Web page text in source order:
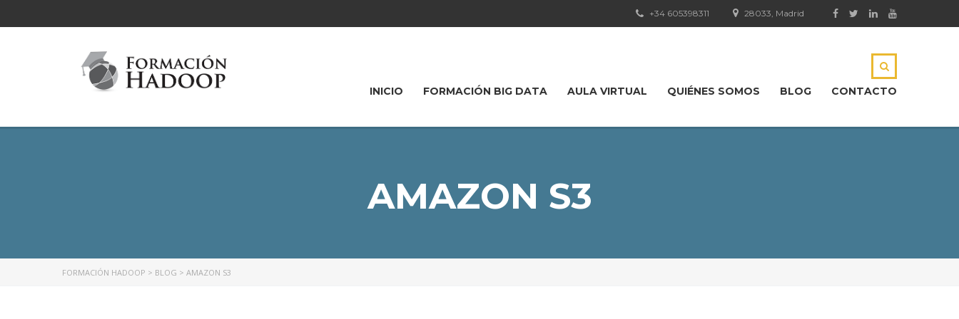
28033, Madrid
+34 605398311
INICIO FORMACIÓN BIG DATA AULA VIRTUAL QUIÉNES SOMOS BLOG CONTACTO
AMAZON S3
FORMACIÓN HADOOP > BLOG > AMAZON S3